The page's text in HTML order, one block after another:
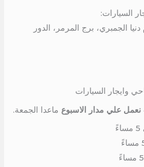
السيارات:
الجمبري، برج المرمر، الدور
وايجار السيارات
نعمل علي مدار الاسبوع ماعدا الجمعة.